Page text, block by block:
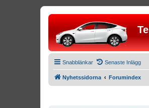
Snabblänkar Senaste Inlägg
Nyhetssidorna Forumindex